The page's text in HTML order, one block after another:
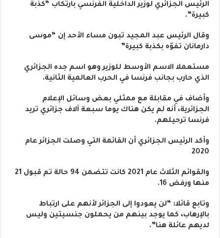
الرئيس الجزائري لوزير الداخلية الفرنسي بارتكاب “كذبة
كبيرة”.
وقال الرئيس عبد المجيد تبون مساء الأحد إن “موسى
دارمانان تفوّه بكذبة كبيرة”
مستعملا الاسم الأوسط للوزير وهو اسم جده الجزائري
الذي حارب بجانب فرنسا في الحرب العالمية الثانية.
وأضاف في مقابلة مع ممثلي بعض وسائل الإعلام
الجزائرية، أنه لم يكن هناك يوما سبعة آلاف جزائري تريد
فرنسا ترحيلهم.
وأكد الرئيس الجزائري أن القائمة التي وصلت الجزائر عام
2020
والقوائم الثلاث عام 2021 كانت تتضمن 94 حالة تم قبول 21
منها ورفض 16.
وتابع قائلا: “لن يعودوا إلى الجزائر لأنهم على ارتباط
بالإرهاب، كما يوجد بينهم من يحملون جنسيتين وليس
لديهم عائلة هنا”.